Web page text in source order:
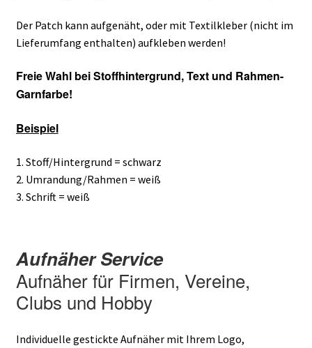
Der Patch kann aufgenäht, oder mit Textilkleber (nicht im
Lieferumfang enthalten) aufkleben werden!
Freie Wahl beiStoffhintergrund, Text und Rahmen-
Garnfarbe!
Beispiel
1. Stoff/Hintergrund = schwarz
2. Umrandung/Rahmen = weiß
3. Schrift = weiß
Aufnäher Service
Aufnäher für Firmen, Vereine,
Clubs und Hobby
Individuelle gestickte Aufnäher mit Ihrem Logo,